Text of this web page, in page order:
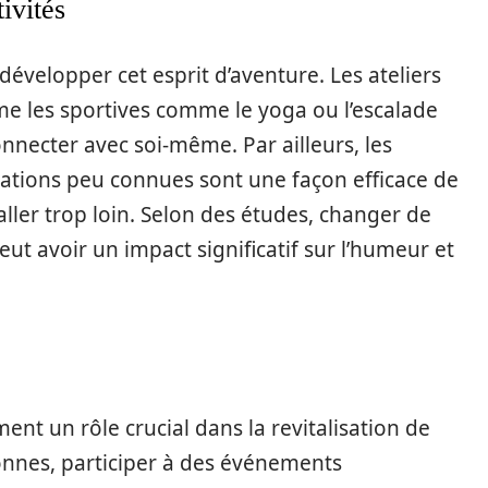
cet esprit d’aventure. Les ateliers
les sportives comme le yoga ou l’escalade
avec soi-même. Par ailleurs, les
peu connues sont une façon efficace de
trop loin. Selon des études, changer de
avoir un impact significatif sur l’humeur et
un rôle crucial dans la revitalisation de
participer à des événements